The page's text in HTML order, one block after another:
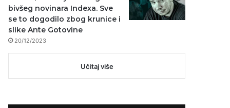
bivšeg novinara Indexa. Sve
se to dogodilo zbog krunice i
slike Ante Gotovine
20/12/2023
Učitaj više